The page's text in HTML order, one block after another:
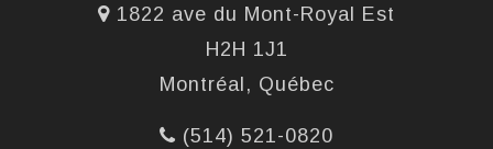
1822 ave du Mont-Royal Est
H2H 1J1
Montréal, Québec
(514) 521-0820